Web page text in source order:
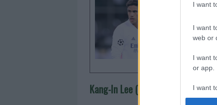
I want
I want
web or
I want
or app.
I want
Top 5
Kang-In Lee (Valencia,